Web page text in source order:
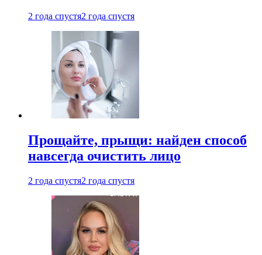
2 года спустя2 года спустя
Прощайте, прыщи: найден способ
навсегда очистить лицо
2 года спустя2 года спустя